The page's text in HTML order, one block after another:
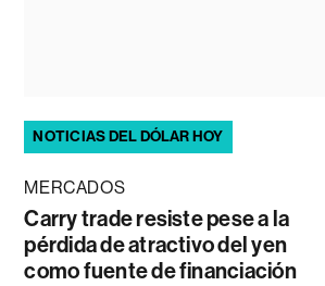
NOTICIAS DEL DÓLAR HOY
MERCADOS
Carry trade resiste pese a la
pérdida de atractivo del yen
como fuente de financiación